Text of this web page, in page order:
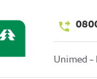
Unimed -